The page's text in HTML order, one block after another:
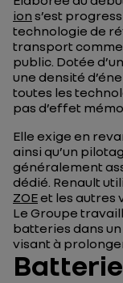
ion s’est
technologie de
transport comme
public. Dotée
une densité
toutes les
pas d’effet
Elle exige en
ainsi qu’un
généralement
dédié. Renault
ZOEet les autres
Le Groupe
batteries dans un
visant à